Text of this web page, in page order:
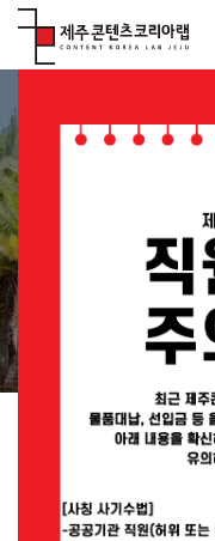
본
문
기